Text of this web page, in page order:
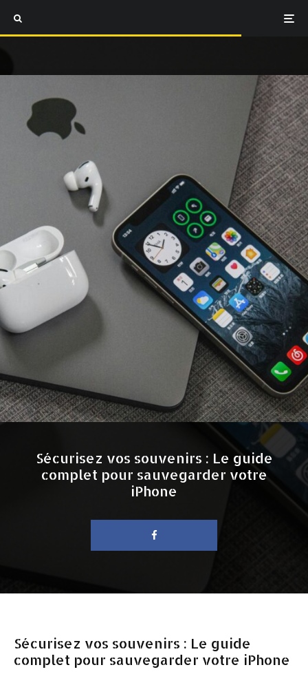
Sécurisez vos souvenirs : Le guide
complet pour sauvegarder votre
iPhone
Sécurisez vos souvenirs : Le guide
complet pour sauvegarder votre iPhone